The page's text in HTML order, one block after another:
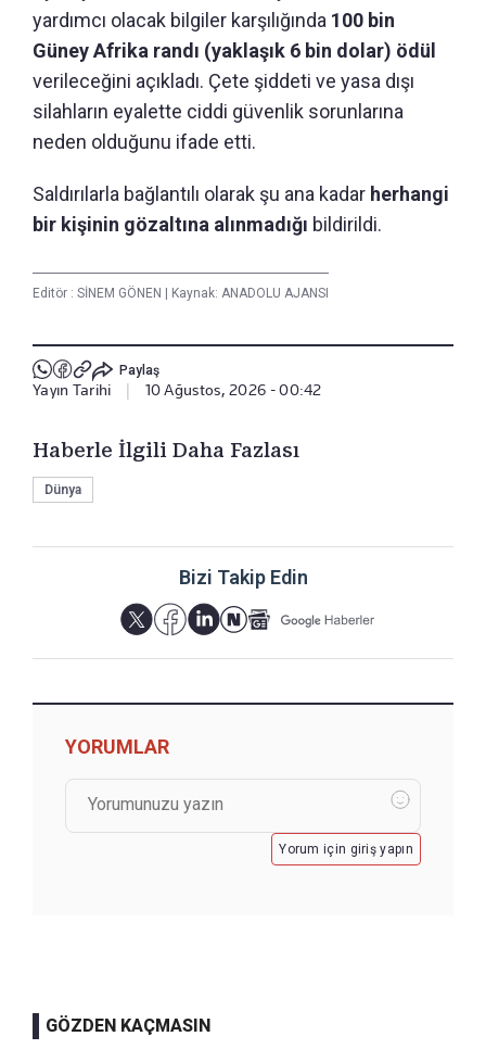
yardımcı olacak bilgiler karşılığında 100 bin
Güney Afrika randı (yaklaşık 6 bin dolar) ödül
verileceğini açıkladı. Çete şiddeti ve yasa dışı
silahların eyalette ciddi güvenlik sorunlarına
neden olduğunu ifade etti.
Saldırılarla bağlantılı olarak şu ana kadar herhangi
bir kişinin gözaltına alınmadığı bildirildi.
Editör : SİNEM GÖNEN | Kaynak: ANADOLU AJANSI
Paylaş
Yayın Tarihi 10 Ağustos, 2026 - 00:42
Haberle İlgili Daha Fazlası
Dünya
Bizi Takip Edin
YORUMLAR
Yorum için giriş yapın
GÖZDEN KAÇMASIN